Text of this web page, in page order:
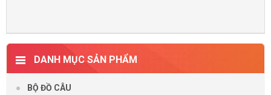
DANH MỤC SẢN PHẨM
BỘ ĐỒ CÂU